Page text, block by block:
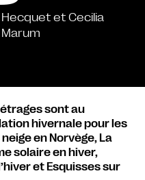
et Cecilia
sont au
hivernale pour les
en Norvège, La
solaire en hiver,
et Esquisses sur